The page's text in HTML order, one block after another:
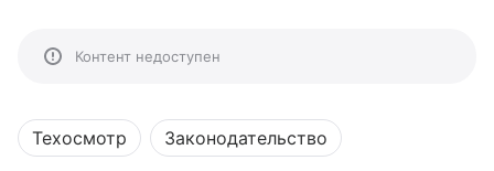
Контент недоступен
Техосмотр Законодательство